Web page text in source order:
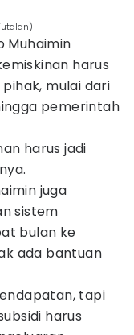
Muhaimin
harus
mulai dari
pemerintah
harus jadi
juga
sistem
bulan ke
ada bantuan
tapi
harus